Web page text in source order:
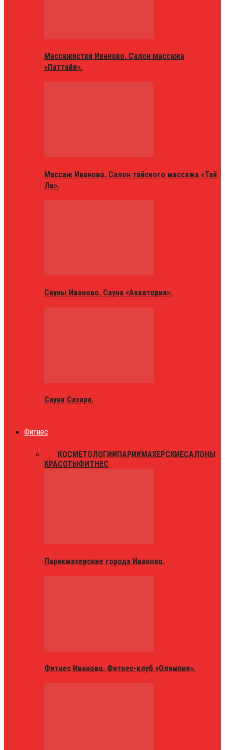
Массажистки Иваново. Салон массажа
«Паттайя».
Массаж Иваново. Салон тайского массажа «Тай
Ли».
Сауны Иваново. Сауна «Акватория».
Сауна Сахара.
Фитнес
КОСМЕТОЛОГИИПАРИКМАХЕРСКИЕСАЛОНЫ
КРАСОТЫФИТНЕС
Парикмахерские города Иваново.
Фитнес Иваново. Фитнес-клуб «Олимпия».